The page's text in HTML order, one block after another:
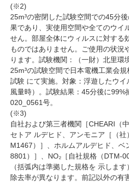
(※2)
25m³の密閉した試験空間での45分
果であり、実使用空間や全てのウイ
せん。部屋全体にウィルスに対する
ものではありません。ご使用の状況
ります。試験機関：（一財）北里環
25m³の試験空間で日本電機工業会
試験 にて実施。対象：浮遊したウ
風量時）。試験結果：45分後に
020_0561号。
(※3)
自社および第三者機関［CHEARI（
セトア ルデヒド、アンモニア［（
M1467）］、ホルムアルデヒド、ベ
8801）］、NO₂［自社規格（DTM-
（括弧内は準拠した規格を 示しま
除去率が異なります。前記以外の有